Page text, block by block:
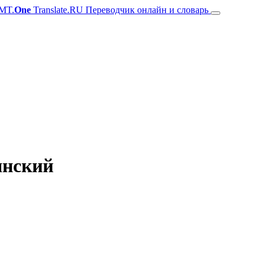
One Translate.RU Переводчик онлайн и словарь